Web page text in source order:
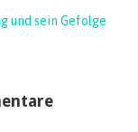
und sein Gefolge